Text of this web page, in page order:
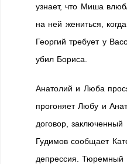
узнает, что Миша
на ней жениться,
Георгий требует у
убил Бориса.
Анатолий и Люба
прогоняет Любу и
договор,
Гудимов сообщает
депрессия. Тюремный